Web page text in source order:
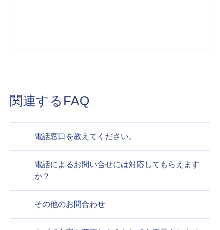
関連するFAQ
電話窓口を教えてください。
電話によるお問い合せには対応してもらえます
か？
その他のお問合わせ